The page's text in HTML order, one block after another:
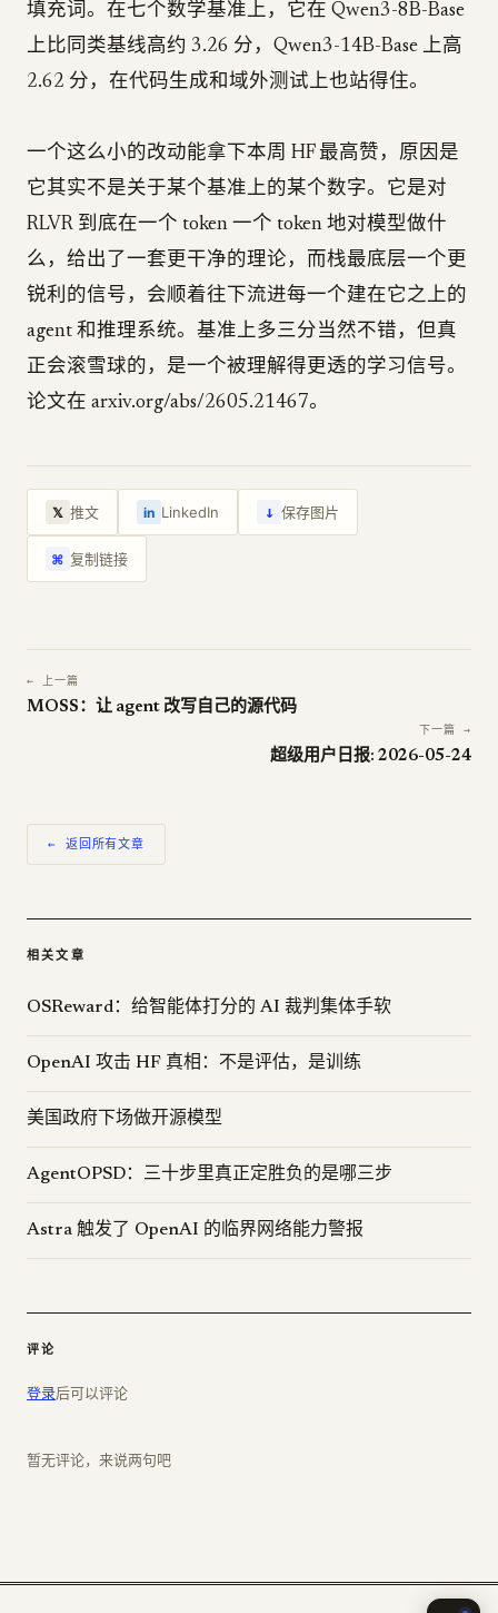
填充词。在七个数学基准上，它在 Qwen3-8B-Base
上比同类基线高约 3.26 分，Qwen3-14B-Base 上高
2.62 分，在代码生成和域外测试上也站得住。
一个这么小的改动能拿下本周 HF 最高赞，原因是
它其实不是关于某个基准上的某个数字。它是对
RLVR 到底在一个 token 一个 token 地对模型做什
么，给出了一套更干净的理论，而栈最底层一个更
锐利的信号，会顺着往下流进每一个建在它之上的
agent 和推理系统。基准上多三分当然不错，但真
正会滚雪球的，是一个被理解得更透的学习信号。
论文在 arxiv.org/abs/2605.21467。
𝕏 推文 in LinkedIn ↓ 保存图片
⌘ 复制链接
← 上一篇
MOSS：让 agent 改写自己的源代码
下一篇 →
超级用户日报: 2026-05-24
← 返回所有文章
相关文章
OSReward：给智能体打分的 AI 裁判集体手软
OpenAI 攻击 HF 真相：不是评估，是训练
美国政府下场做开源模型
AgentOPSD：三十步里真正定胜负的是哪三步
Astra 触发了 OpenAI 的临界网络能力警报
评论
登录后可以评论
暂无评论，来说两句吧